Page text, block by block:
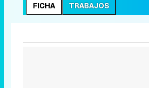
FICHA TRABAJOS